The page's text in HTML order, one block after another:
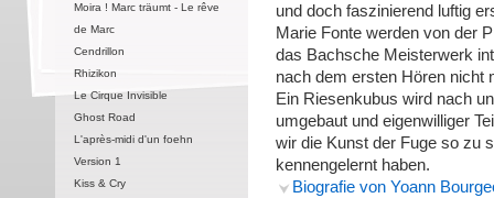
Moira ! Marc träumt - Le rêve
de Marc
Cendrillon
Rhizikon
Le Cirque Invisible
Ghost Road
L'après-midi d'un foehn
Version 1
Kiss & Cry
und doch faszinierend luftig
Marie Fonte werden von der
das Bachsche Meisterwerk
nach dem ersten Hören nicht
Ein Riesenkubus wird nach
umgebaut und eigenwilliger
wir die Kunst der Fuge so zu
kennengelernt haben.
Biografie von Yoann